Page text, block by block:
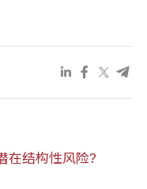
在结构性风险?